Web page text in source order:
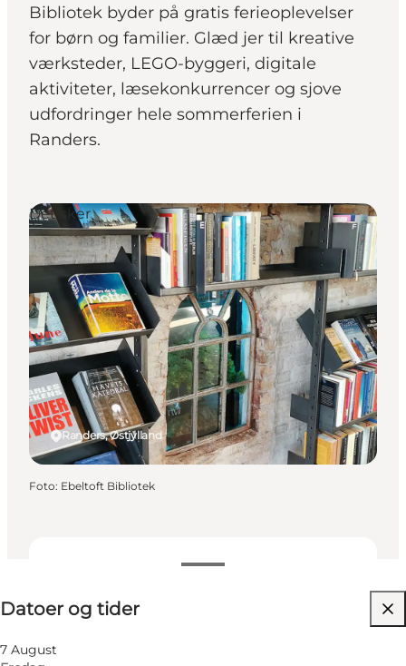
Bibliotek byder på gratis ferieoplevelser
for børn og familier. Glæd jer til kreative
værksteder, LEGO-byggeri, digitale
aktiviteter, læsekonkurrencer og sjove
udfordringer hele sommerferien i
Randers.
Datoer og tider
7 August
Besøg hjemmeside
Randers, Østjylland
Det sker
Foto: Ebeltoft Bibliotek